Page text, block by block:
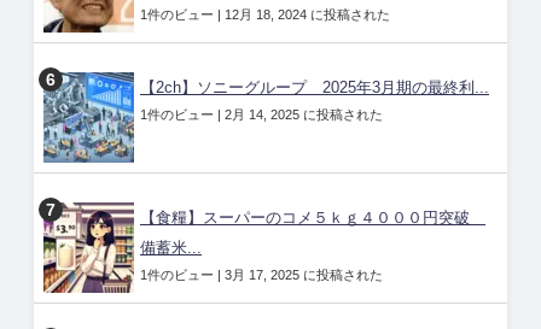
1件のビュー | 12月 18, 2024 に投稿された
【2ch】ソニーグループ 2025年3月期の最終利...
1件のビュー | 2月 14, 2025 に投稿された
【食糧】スーパーのコメ５ｋｇ４０００円突破
備蓄米...
1件のビュー | 3月 17, 2025 に投稿された